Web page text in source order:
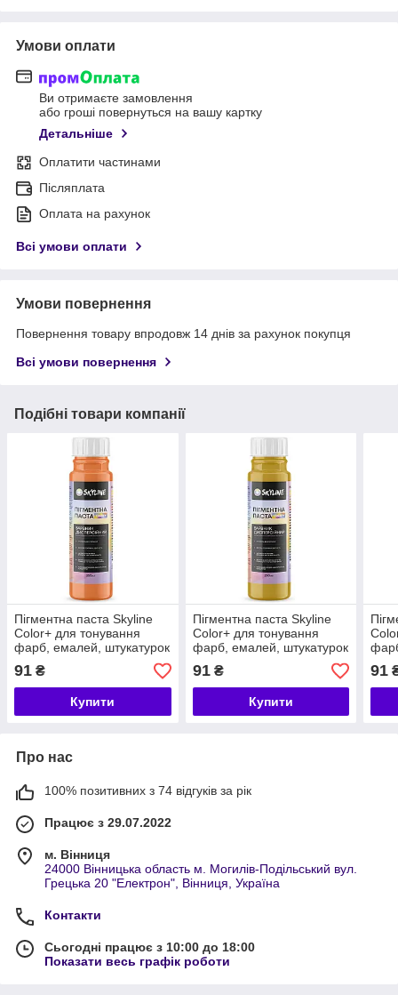
Умови оплати
Ви отримаєте замовлення
або гроші повернуться на вашу картку
Детальніше
Оплатити частинами
Післяплата
Оплата на рахунок
Всі умови оплати
Умови повернення
Повернення товару впродовж 14 днів за рахунок покупця
Всі умови повернення
Подібні товари компанії
Пігментна паста Skyline
Color+ для тонування
фарб, емалей, штукатурок
04 Персиковий 250 мл
91 ₴
Купити
Пігментна паста Skyline
Color+ для тонування
фарб, емалей, штукатурок
05 Вохра 250 мл
91₴
Купити
06
91
Про нас
100% позитивних з 74 відгуків за рік
Працює з 29.07.2022
м. Вінниця
24000 Вінницька область м. Могилів-Подільський вул.
Грецька 20 "Електрон", Вінниця, Україна
Контакти
Сьогодні працює з 10:00 до 18:00
Показати весь графік роботи